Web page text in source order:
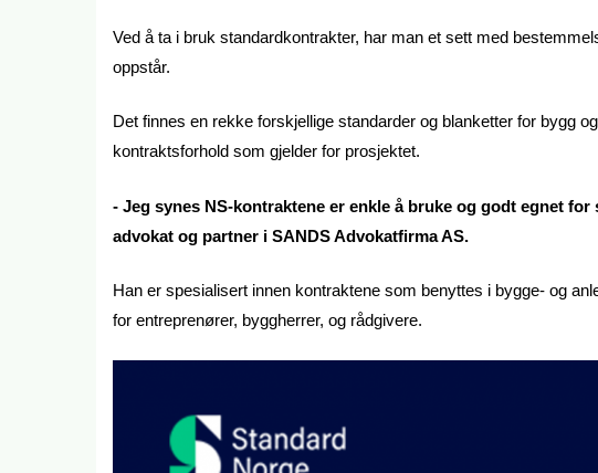
Ved å ta i bruk standardkontrakter, har man et sett med
oppstår.
Det finnes en rekke forskjellige standarder og blanketter for bygg
kontraktsforhold som gjelder for prosjektet.
- Jeg synes NS-kontraktene er enkle å bruke og godt egnet
advokat og partner i SANDS Advokatfirma AS.
Han er spesialisert innen kontraktene som benyttes i bygge- og
for entreprenører, byggherrer, og rådgivere.